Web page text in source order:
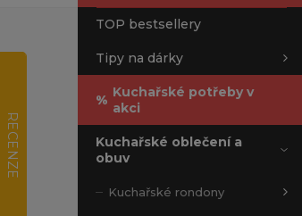
TOP bestsellery
Tipy na dárky
% Kuchařské potřeby v
akci
Kuchařské oblečení a
obuv
Kuchařské rondony
RECENZE